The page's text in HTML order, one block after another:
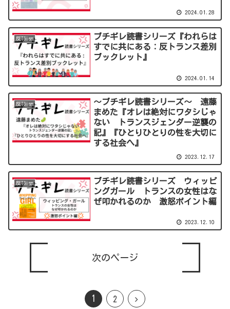
2024.01.28
反TGism
ブチギレ読書シリーズ『われらは
すでに共にある：反トランス差別
ブックレット』
2024.01.14
反TGism
～ブチギレ読書シリーズ～ 遠藤
まめた『オレは絶対にワタシじゃ
ない トランスジェンダー逆襲の
記』『ひとりひとりの性を大切に
する社会へ』
2023.12.17
反TGism
ブチギレ読書シリーズ ウィッピ
ングガール トランスの女性はな
ぜ叩かれるのか 激怒ポイント編
2023.12.10
次のページ
1 2